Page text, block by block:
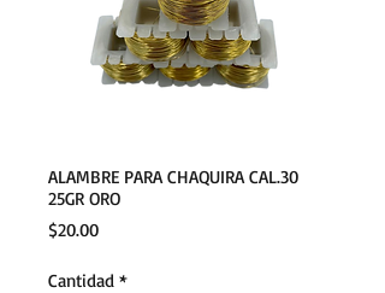
ALAMBRE PARA CHAQUIRA CAL.30
25GR ORO
$20.00Precio
Cantidad *